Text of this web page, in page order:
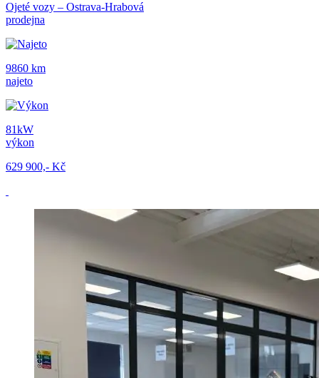
Ojeté vozy – Ostrava-Hrabová
prodejna
9860 km
najeto
81kW
výkon
629 900,- Kč